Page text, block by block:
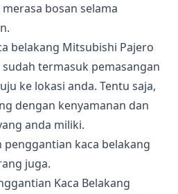
bosan selama
belakang Mitsubishi Pajero
termasuk pemasangan
ke lokasi anda. Tentu saja,
dengan kenyamanan dan
anda miliki.
penggantian kaca belakang
juga.